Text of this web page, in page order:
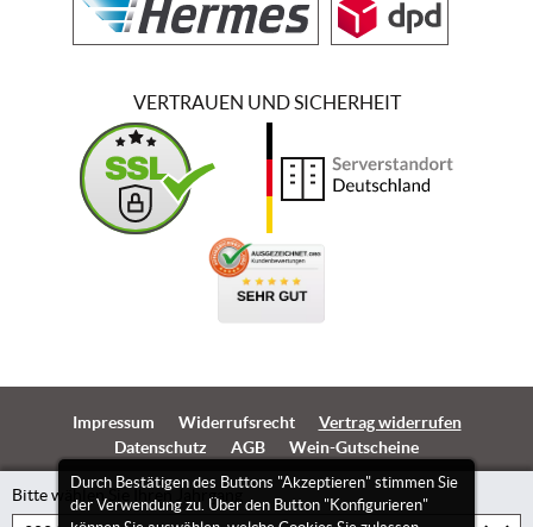
Bitte wählen Sie Ihren Jahrgang
Durch Bestätigen des Buttons "Akzeptieren" stimmen Sie
der Verwendung zu. Über den Button "Konfigurieren"
VERTRAUEN UND SICHERHEIT
Impressum Widerrufsrecht
Vertrag widerrufen
Datenschutz
AGB Wein-Gutscheine